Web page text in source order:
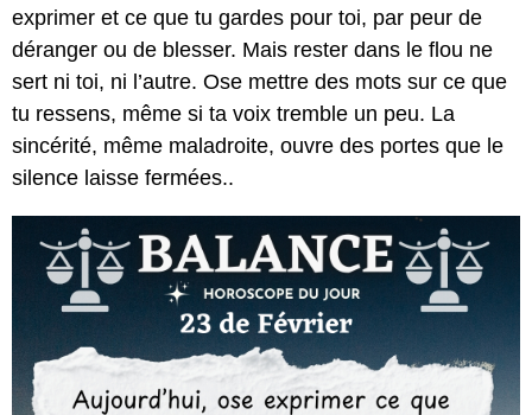
exprimer et ce que tu gardes pour toi, par peur de
déranger ou de blesser. Mais rester dans le flou ne
sert ni toi, ni l’autre. Ose mettre des mots sur ce que
tu ressens, même si ta voix tremble un peu. La
sincérité, même maladroite, ouvre des portes que le
silence laisse fermées..